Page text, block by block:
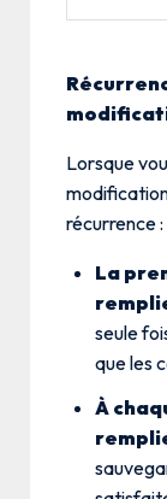
Lorsque
récurrence :
La
seule
que les
À